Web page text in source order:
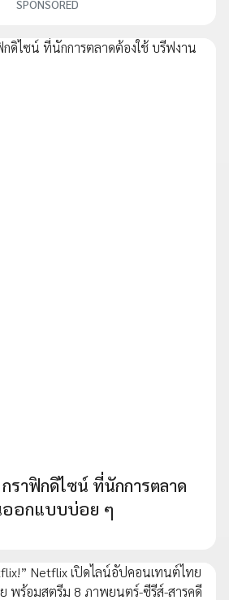
SPONSORED
ราฟิกดิไซน์ ที่นักการตลาด
ออกแบบบ่อย ๆ